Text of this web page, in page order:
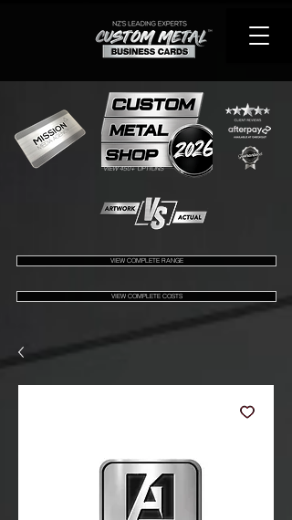
VIEW 450+ OPTIONS
VIEW COMPLETE RANGE
VIEW COMPLETE COSTS